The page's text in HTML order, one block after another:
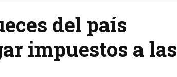
del país
impuestos a las